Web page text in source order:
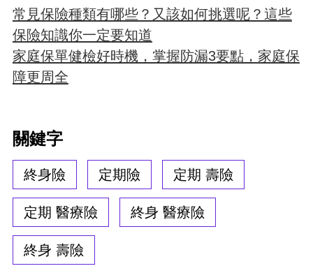
常見保險種類有哪些？又該如何挑選呢？這些
保險知識你一定要知道
家庭保單健檢好時機，掌握防漏3要點，家庭保
障更周全
關鍵字
終身險 定期險 定期 壽險
定期 醫療險 終身 醫療險
終身 壽險